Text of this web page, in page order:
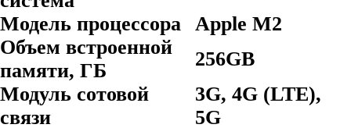
Модель процессора
Apple M2
Объем встроенной
памяти, ГБ
256GB
Модуль сотовой
связи
3G, 4G (LTE),
5G